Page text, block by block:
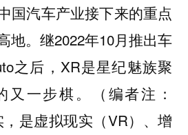
国汽车产业接下来的重点
地。继2022年10月推出车
之后，XR是星纪魅族聚
又一步棋。（编者注：
是虚拟现实（VR）、增